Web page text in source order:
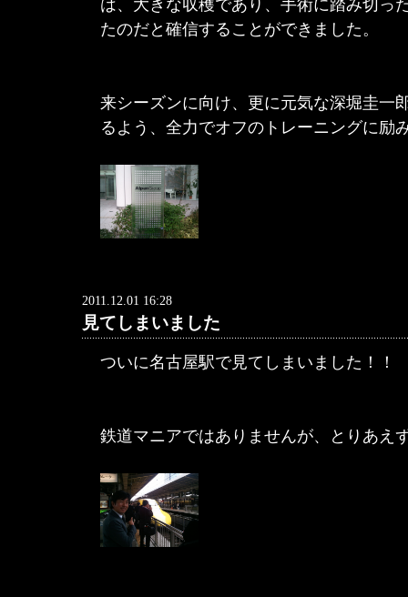
は、大きな収穫であり、手術に踏み切っ
たのだと確信することができました。
来シーズンに向け、更に元気な深堀圭一
るよう、全力でオフのトレーニングに励
2011.12.01 16:28
見てしまいました
ついに名古屋駅で見てしまいました！！
鉄道マニアではありませんが、とりあえ